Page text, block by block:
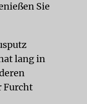
Sie
lang in
Furcht